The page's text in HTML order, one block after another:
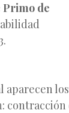
Primo de